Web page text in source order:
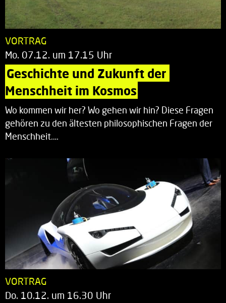
VORTRAG
Mo. 07.12. um 17.15 Uhr
Geschichte und Zukunft der
Menschheit im Kosmos
Wo kommen wir her? Wo gehen wir hin? Diese Fragen
gehören zu den ältesten philosophischen Fragen der
Menschheit.…
VORTRAG
Do. 10.12. um 16.30 Uhr